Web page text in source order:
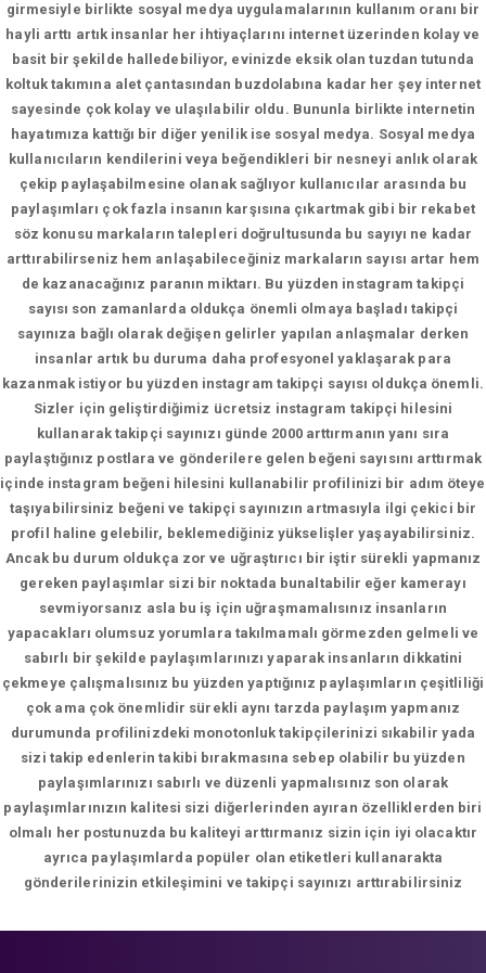
girmesiyle birlikte sosyal medya uygulamalarının kullanım oranı bir
hayli arttı artık insanlar her ihtiyaçlarını internet üzerinden kolay ve
basit bir şekilde halledebiliyor, evinizde eksik olan tuzdan tutunda
koltuk takımına alet çantasından buzdolabına kadar her şey internet
sayesinde çok kolay ve ulaşılabilir oldu. Bununla birlikte internetin
hayatımıza kattığı bir diğer yenilik ise sosyal medya. Sosyal medya
kullanıcıların kendilerini veya beğendikleri bir nesneyi anlık olarak
çekip paylaşabilmesine olanak sağlıyor kullanıcılar arasında bu
paylaşımları çok fazla insanın karşısına çıkartmak gibi bir rekabet
söz konusu markaların talepleri doğrultusunda bu sayıyı ne kadar
arttırabilirseniz hem anlaşabileceğiniz markaların sayısı artar hem
de kazanacağınız paranın miktarı. Bu yüzden instagram takipçi
sayısı son zamanlarda oldukça önemli olmaya başladı takipçi
sayınıza bağlı olarak değişen gelirler yapılan anlaşmalar derken
insanlar artık bu duruma daha profesyonel yaklaşarak para
kazanmak istiyor bu yüzden instagram takipçi sayısı oldukça önemli.
Sizler için geliştirdiğimiz ücretsiz instagram takipçi hilesini
kullanarak takipçi sayınızı günde 2000 arttırmanın yanı sıra
paylaştığınız postlara ve gönderilere gelen beğeni sayısını arttırmak
içinde instagram beğeni hilesini kullanabilir profilinizi bir adım öteye
taşıyabilirsiniz beğeni ve takipçi sayınızın artmasıyla ilgi çekici bir
profil haline gelebilir, beklemediğiniz yükselişler yaşayabilirsiniz.
Ancak bu durum oldukça zor ve uğraştırıcı bir iştir sürekli yapmanız
gereken paylaşımlar sizi bir noktada bunaltabilir eğer kamerayı
sevmiyorsanız asla bu iş için uğraşmamalısınız insanların
yapacakları olumsuz yorumlara takılmamalı görmezden gelmeli ve
sabırlı bir şekilde paylaşımlarınızı yaparak insanların dikkatini
çekmeye çalışmalısınız bu yüzden yaptığınız paylaşımların çeşitliliği
çok ama çok önemlidir sürekli aynı tarzda paylaşım yapmanız
durumunda profilinizdeki monotonluk takipçilerinizi sıkabilir yada
sizi takip edenlerin takibi bırakmasına sebep olabilir bu yüzden
paylaşımlarınızı sabırlı ve düzenli yapmalısınız son olarak
paylaşımlarınızın kalitesi sizi diğerlerinden ayıran özelliklerden biri
olmalı her postunuzda bu kaliteyi arttırmanız sizin için iyi olacaktır
ayrıca paylaşımlarda popüler olan etiketleri kullanarakta
gönderilerinizin etkileşimini ve takipçi sayınızı arttırabilirsiniz